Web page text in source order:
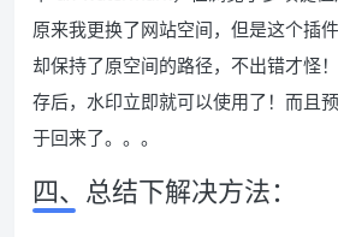
原来我更换了网站空间，但是这个插
却保持了原空间的路径，不出错才怪
存后，水印立即就可以使用了！而且
于回来了。。。
四、总结下解决方法：